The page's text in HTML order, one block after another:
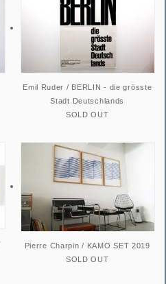
Emil Ruder / BERLIN - die grösste
Stadt Deutschlands
SOLD OUT
Pierre Charpin / KAMO SET 2019
SOLD OUT